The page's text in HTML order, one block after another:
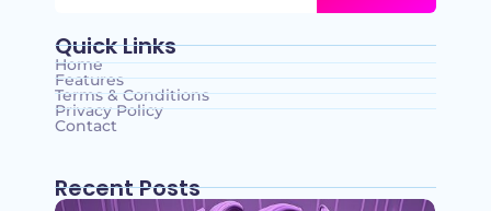
Quick Links
Home
Features
Terms & Conditions
Privacy Policy
Contact
Recent Posts